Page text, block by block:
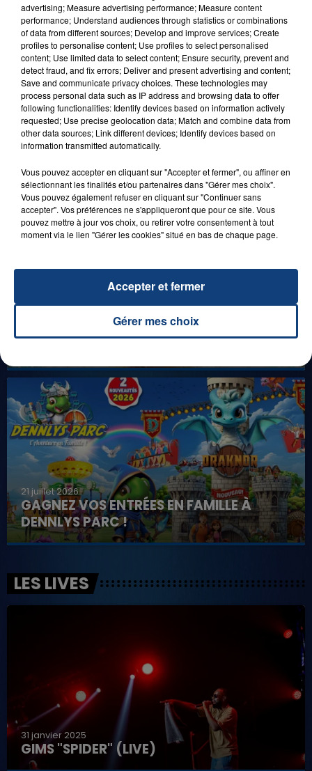
D'AUTRES JEUX
LE MOT CASH !
GAGNEZ VOS ENTRÉES POUR TOUTE LA
21 juillet 2026
GAGNEZ VOS ENTRÉES EN FAMILLE À
DENNLYS PARC !
LES LIVES
31 janvier 2025
GIMS "SPIDER" (LIVE)
advertising; Measure advertising performance; Measure content
performance; Understand audiences through statistics or combinations
of data from different sources; Develop and improve services; Create
profiles to personalise content; Use profiles to select personalised
content; Use limited data to select content; Ensure security, prevent and
detect fraud, and fix errors; Deliver and present advertising and content;
Save and communicate privacy choices. These technologies may
process personal data such as IP address and browsing data to offer
following functionalities: Identify devices based on information actively
requested; Use precise geolocation data; Match and combine data from
other data sources; Link different devices; Identify devices based on
information transmitted automatically.
Vous pouvez accepter en cliquant sur "Accepter et fermer", ou affiner en
sélectionnant les finalités et/ou partenaires dans "Gérer mes choix".
Vous pouvez également refuser en cliquant sur "Continuer sans
accepter". Vos préférences ne s'appliqueront que pour ce site. Vous
pouvez mettre à jour vos choix, ou retirer votre consentement à tout
moment via le lien "Gérer les cookies" situé en bas de chaque page.
Gérer mes choix
Accepter et fermer